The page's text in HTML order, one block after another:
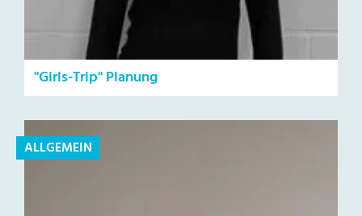
"Girls-Trip" Planung
ALLGEMEIN